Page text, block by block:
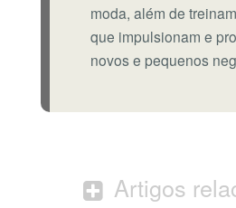
moda, além de
que impulsionam e
novos e pequenos
Artigos